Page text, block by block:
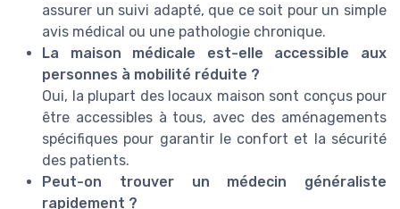
assurer un suivi adapté, que ce soit pour un simple
avis médical ou une pathologie chronique.
La maison médicale est-elle accessible aux
personnes à mobilité réduite ?
Oui, la plupart des locaux maison sont conçus pour
être accessibles à tous, avec des aménagements
spécifiques pour garantir le confort et la sécurité
des patients.
Peut-on trouver un médecin généraliste
rapidement ?